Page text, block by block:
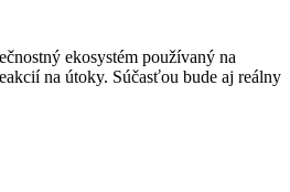
ekosystém používaný na
na útoky. Súčasťou bude aj reálny